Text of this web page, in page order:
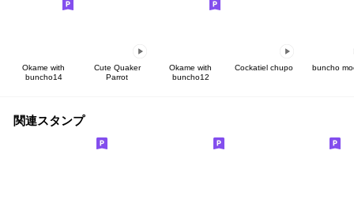
Okame with
buncho14
Cute Quaker
Parrot
Okame with
buncho12
Cockatiel chupo buncho
関連スタンプ